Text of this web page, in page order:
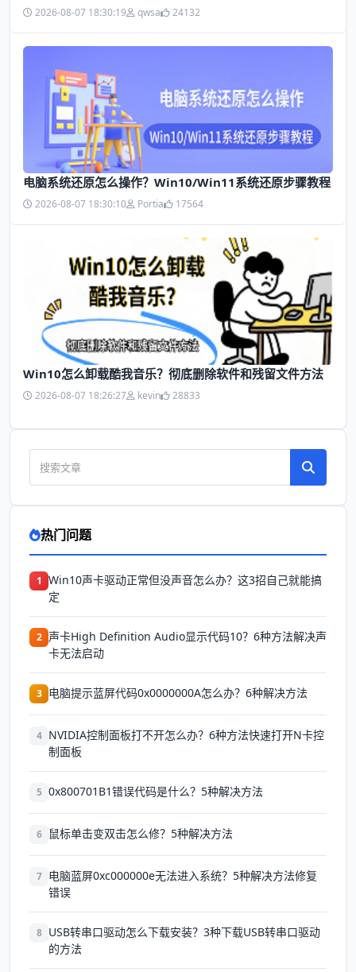
2026-08-07 18:30:19 qwsa 24132
电脑系统还原怎么操作？Win10/Win11系统还原步骤教程
2026-08-07 18:30:10 Portia 17564
Win10怎么卸载酷我音乐？彻底删除软件和残留文件方法
2026-08-07 18:26:27 kevin 28833
热门问题
1 Win10声卡驱动正常但没声音怎么办？这3招自己就能搞
定
2 声卡High Definition Audio显示代码10？6种方法解决声
卡无法启动
3 电脑提示蓝屏代码0x0000000A怎么办？6种解决方法
4 NVIDIA控制面板打不开怎么办？6种方法快速打开N卡控
制面板
5 0x800701B1错误代码是什么？5种解决方法
6 鼠标单击变双击怎么修？5种解决方法
7 电脑蓝屏0xc000000e无法进入系统？5种解决方法修复
错误
8 USB转串口驱动怎么下载安装？3种下载USB转串口驱动
的方法